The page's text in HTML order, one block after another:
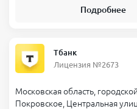
Подробнее
Тбанк
Лицензия №2673
Московская область,
Покровское, Центральная